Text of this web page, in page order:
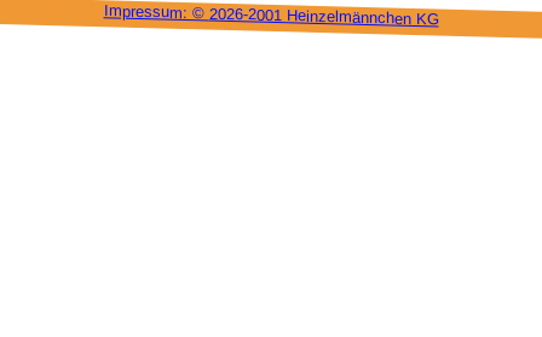
Impressum: © 2026-2001 Heinzel­männchen KG